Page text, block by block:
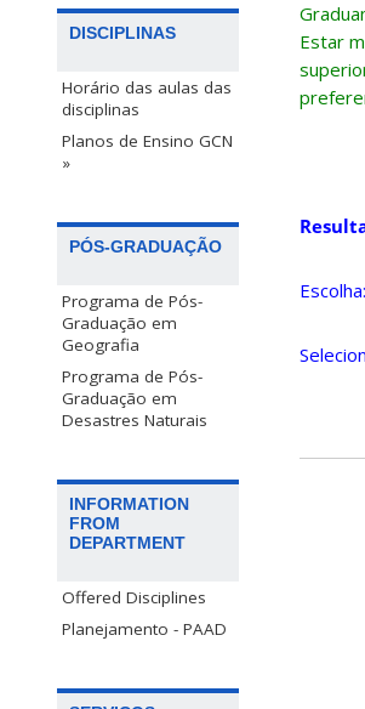
DISCIPLINAS
Horário das aulas das
disciplinas
Planos de Ensino GCN
»
PÓS-GRADUAÇÃO
Programa de Pós-
Graduação em
Geografia
Programa de Pós-
Graduação em
Desastres Naturais
INFORMATION
FROM
DEPARTMENT
Offered Disciplines
Planejamento - PAAD
Estar